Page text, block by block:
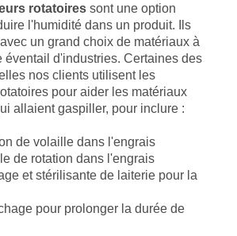
rotatoiressont une option
l'humidité dans un produit. Ils
un grand choix de matériaux à
éventail d'industries. Certaines des
nos clients utilisent les
pour aider les matériaux
allaient gaspiller, pour inclure :
de volaille dans l'engrais
de rotation dans l'engrais
et stérilisante de laiterie pour la
pour prolonger la durée de